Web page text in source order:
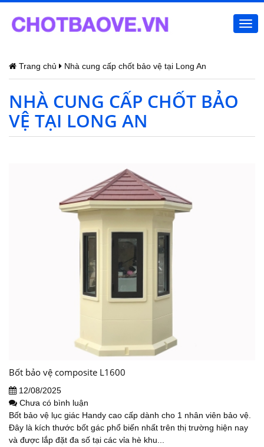
Trang chủ Nhà cung cấp chốt bảo vệ tại Long An
NHÀ CUNG CẤP CHỐT BẢO
VỆ TẠI LONG AN
Bốt bảo vệ composite L1600
12/08/2025
Chưa có bình luận
Bốt bảo vệ lục giác Handy cao cấp dành cho 1 nhân viên bảo vệ.
Đây là kích thước bốt gác phổ biến nhất trên thị trường hiện nay
và được lắp đặt đa số tại các vỉa hè khu...